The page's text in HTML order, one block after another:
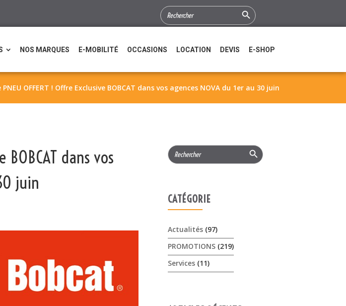
SEARCH
FOR:
Search Button
NOS MARQUES E-MOBILITÉ OCCASIONS LOCATION DEVIS E-SHOP
PNEU OFFERT ! Offre Exclusive BOBCAT dans vos agences NOVA du 1er au 30 juin
BOBCAT dans vos
juin
Search
for:
Search Button
CATÉGORIE
Actualités (97)
PROMOTIONS (219)
Services (11)